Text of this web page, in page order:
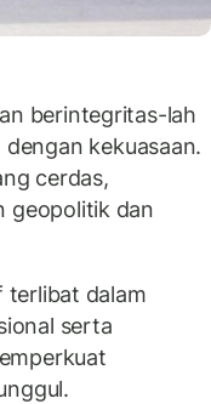
berintegritas-lah
kekuasaan.
cerdas,
geopolitik dan
terlibat dalam
serta